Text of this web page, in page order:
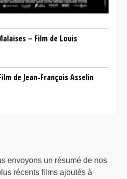
– Film de Louis
de Jean-François Asselin
envoyons un résumé de nos
récents films ajoutés à